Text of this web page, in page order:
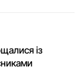
із